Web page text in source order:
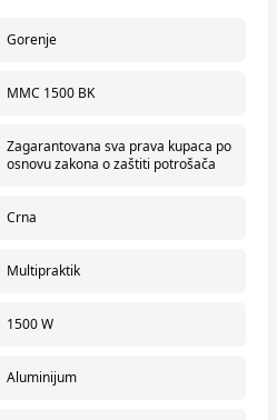
Gorenje
MMC 1500 BK
Zagarantovana sva prava kupaca po
osnovu zakona o zaštiti potrošača
Crna
Multipraktik
1500 W
Aluminijum